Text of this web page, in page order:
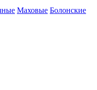
Маховые Болонские